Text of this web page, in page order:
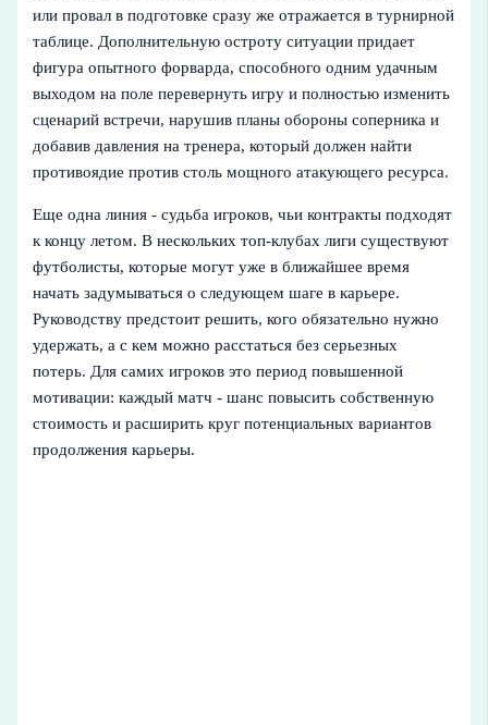
или провал в подготовке сразу же отражается в турнирной
таблице. Дополнительную остроту ситуации придает
фигура опытного форварда, способного одним удачным
выходом на поле перевернуть игру и полностью изменить
сценарий встречи, нарушив планы обороны соперника и
добавив давления на тренера, который должен найти
противоядие против столь мощного атакующего ресурса.
Еще одна линия - судьба игроков, чьи контракты подходят
к концу летом. В нескольких топ-клубах лиги существуют
футболисты, которые могут уже в ближайшее время
начать задумываться о следующем шаге в карьере.
Руководству предстоит решить, кого обязательно нужно
удержать, а с кем можно расстаться без серьезных
потерь. Для самих игроков это период повышенной
мотивации: каждый матч - шанс повысить собственную
стоимость и расширить круг потенциальных вариантов
продолжения карьеры.